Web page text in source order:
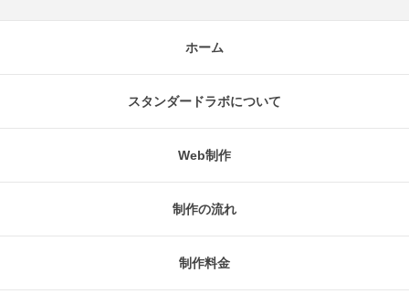
ホーム
スタンダードラボについて
Web制作
制作の流れ
制作料金